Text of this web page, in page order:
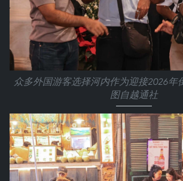
众多外国游客选择河内作为迎接2026年
图自越通社